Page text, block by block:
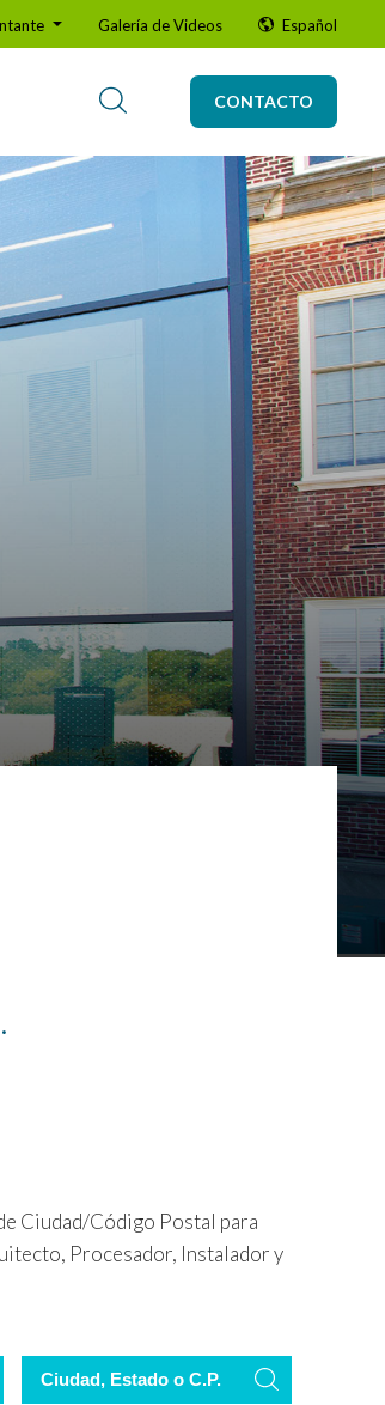
CONTACTO
Galería de Videos Español
Ciudad/Código Postal para
Procesador, Instalador y
Estado